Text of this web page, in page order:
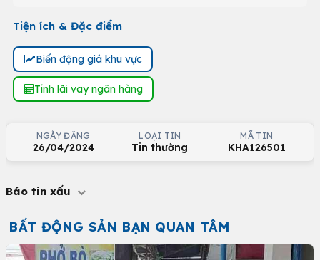
Tiện ích & Đặc điểm
Biến động giá khu vực
Tính lãi vay ngân hàng
NGÀY ĐĂNG
26/04/2024
LOẠI TIN
Tin thường
MÃ TIN
KHA126501
Báo tin xấu
BẤT ĐỘNG SẢN BẠN QUAN TÂM